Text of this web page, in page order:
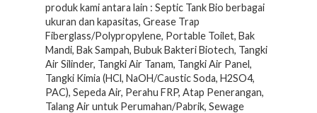
produk kami antara lain : Septic Tank Bio berbagai
ukuran dan kapasitas, Grease Trap
Fiberglass/Polypropylene, Portable Toilet, Bak
Mandi, Bak Sampah, Bubuk Bakteri Biotech, Tangki
Air Silinder, Tangki Air Tanam, Tangki Air Panel,
Tangki Kimia (HCl, NaOH/Caustic Soda, H2SO4,
PAC), Sepeda Air, Perahu FRP, Atap Penerangan,
Talang Air untuk Perumahan/Pabrik, Sewage